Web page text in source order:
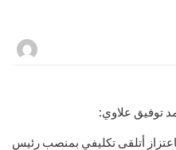
توفيق علاوي:
أتلقى تكليفي بمنصب رئيس